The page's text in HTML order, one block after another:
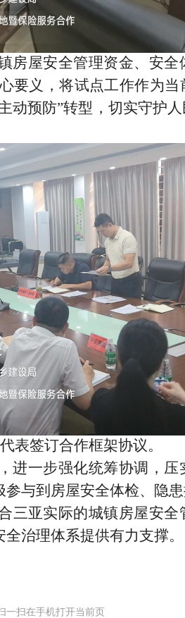
房屋安全管理资金、安
要义，将试点工作作为
动预防”转型，切实守护
表签订合作框架协议。
进一步强化统筹协调，
与到房屋安全体检、隐
三亚实际的城镇房屋安
治理体系提供有力支撑。
一扫在手机打开当前页